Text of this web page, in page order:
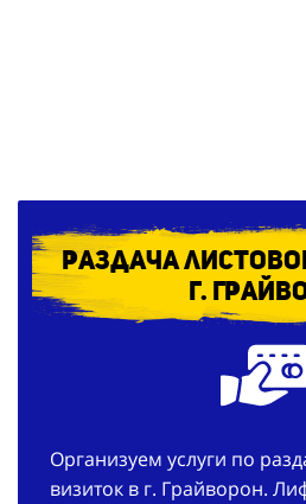
Раздача
г.
визиток в г. Грайворон.
метро, в бизнес и торговом